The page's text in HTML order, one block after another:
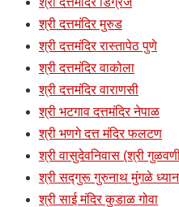
श्री दत्तमंदिर मुरुड
श्री दत्तमंदिर रास्तापेठ पुणे
श्री दत्तमंदिर वाकोला
श्री दत्तमंदिर वाराणसी
श्री भटगाव दत्तमंदिर नेपाळ
श्री भणगे दत्त मंदिर फलटण
श्री वासुदेवनिवास (श्री
श्री सद्गुरू गुरुनाथ मुंगळे
श्री साई मंदिर कुडाळ गोवा